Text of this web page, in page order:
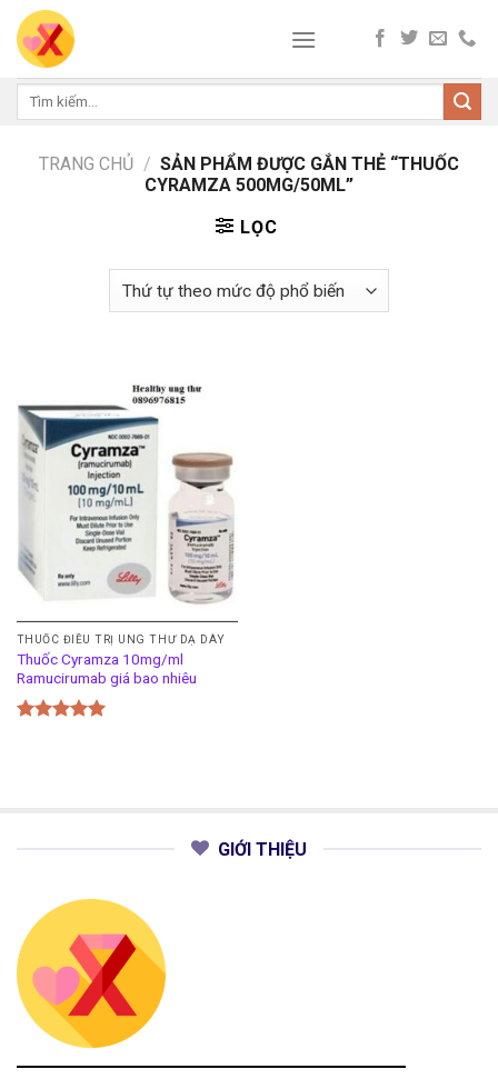
Skip
content
Tìm
TRANG CHỦ / SẢN PHẨM ĐƯỢC GẮN THẺ “THUỐC
CYRAMZA 500MG/50ML”
LỌC
THUỐC ĐIỀU TRỊ UNG THƯ DẠ DÀY
Thuốc Cyramza 10mg/ml
Ramucirumab giá bao nhiêu
GIỚI THIỆU